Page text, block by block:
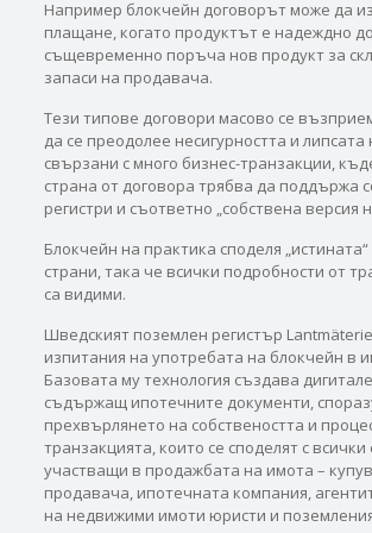
Например блокчейн договорът може да
плащане, когато продуктът е надеждно
същевременно поръча нов продукт за
запаси на продавача.
Тези типове договори масово се
да се преодолее несигурността и
свързани с много бизнес-транзакции,
страна от договора трябва да поддържа
регистри и съответно „собствена версия
Блокчейн на практика споделя „истината“
страни, така че всички подробности от
са видими.
Шведският поземлен регистър
изпитания на употребата на блокчейн в
Базовата му технология създава
съдържащ ипотечните документи,
прехвърлянето на собствеността и
транзакцията, които се споделят с всички
участващи в продажбата на имота –
продавача, ипотечната компания,
на недвижими имоти юристи и